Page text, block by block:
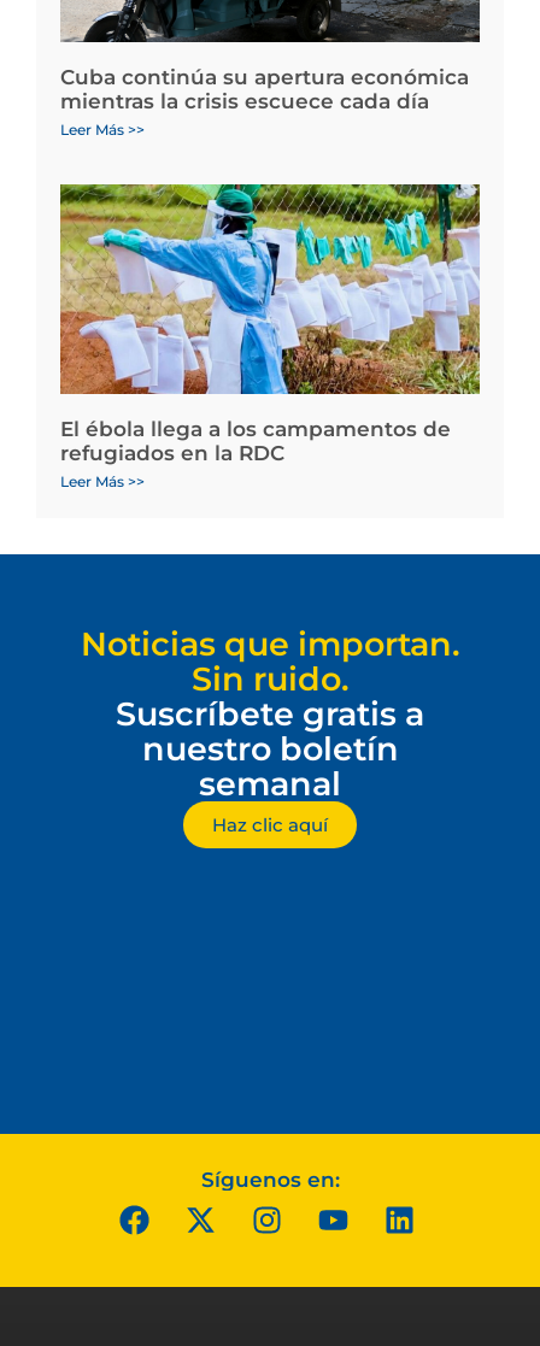
Cuba continúa su apertura económica
mientras la crisis escuece cada día
Leer Más >>
El ébola llega a los campamentos de
refugiados en la RDC
Leer Más >>
Noticias que importan.
Sin ruido.
Suscríbete gratis a
nuestro boletín
semanal
Haz clic aquí
Síguenos en: